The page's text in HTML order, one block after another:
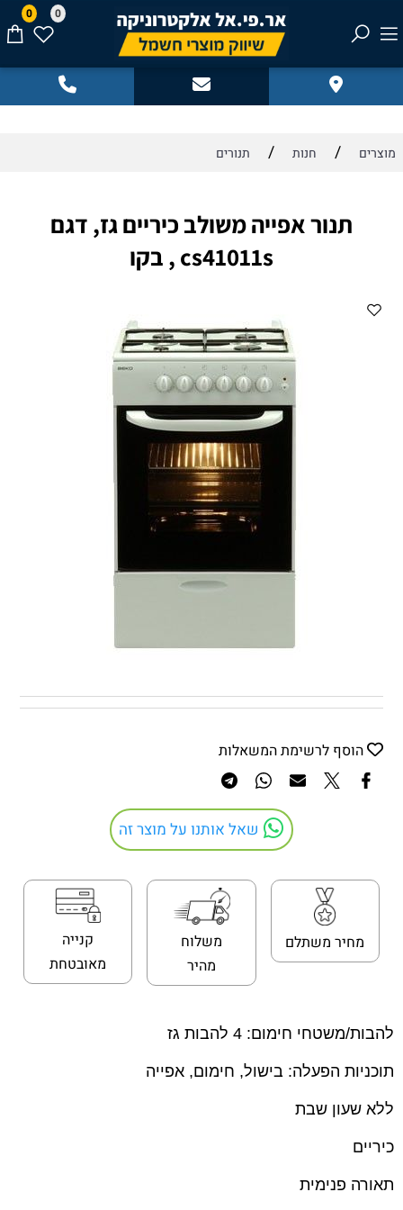
0 0
מוצרים / חנות / תנורים
תנור אפייה משולב כיריים גז, דגם
cs41011s , בקו
הוסף לרשימת המשאלות
שאל אותנו על מוצר זה
מחיר משתלם
משלוח
מהיר
קנייה
מאובטחת
להבות/משטחי חימום: 4 להבות גז
תוכניות הפעלה: בישול, חימום, אפייה
ללא שעון שבת
כיריים
תאורה פנימית